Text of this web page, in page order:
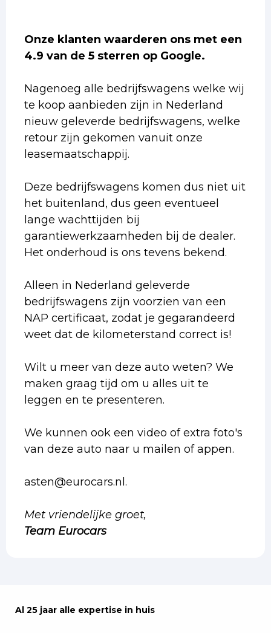
Onze klanten waarderen ons met een
4.9 van de 5 sterren op Google.
Nagenoeg alle bedrijfswagens welke wij
te koop aanbieden zijn in Nederland
nieuw geleverde bedrijfswagens, welke
retour zijn gekomen vanuit onze
leasemaatschappij.
Deze bedrijfswagens komen dus niet uit
het buitenland, dus geen eventueel
lange wachttijden bij
garantiewerkzaamheden bij de dealer.
Het onderhoud is ons tevens bekend.
Alleen in Nederland geleverde
bedrijfswagens zijn voorzien van een
NAP certificaat, zodat je gegarandeerd
weet dat de kilometerstand correct is!
Wilt u meer van deze auto weten? We
maken graag tijd om u alles uit te
leggen en te presenteren.
We kunnen ook een video of extra foto's
van deze auto naar u mailen of appen.
asten@eurocars.nl.
Met vriendelijke groet,
Team Eurocars
Al 25 jaar alle expertise in huis